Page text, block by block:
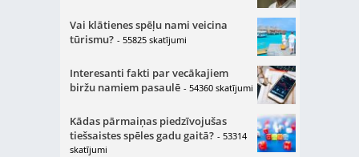
Vai klātienes spēļu nami veicina
tūrismu? - 55825 skatījumi
Interesanti fakti par vecākajiem
biržu namiem pasaulē - 54360 skatījumi
Kādas pārmaiņas piedzīvojušas
tiešsaistes spēles gadu gaitā? - 53314
skatījumi